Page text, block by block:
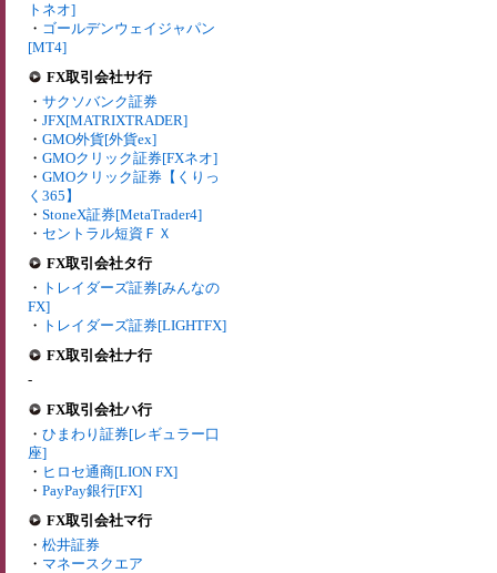
トネオ]
・ ゴールデンウェイジャパン
[MT4]
FX取引会社サ行
・ サクソバンク証券
・ JFX[MATRIXTRADER]
・ GMO外貨[外貨ex]
・ GMOクリック証券[FXネオ]
・ GMOクリック証券【くりっ
く365】
・ StoneX証券[MetaTrader4]
・ セントラル短資ＦＸ
FX取引会社タ行
・ トレイダーズ証券[みんなの
FX]
・ トレイダーズ証券[LIGHTFX]
FX取引会社ナ行
-
FX取引会社ハ行
・ ひまわり証券[レギュラー口
座]
・ ヒロセ通商[LION FX]
・ PayPay銀行[FX]
FX取引会社マ行
・ 松井証券
・ マネースクエア